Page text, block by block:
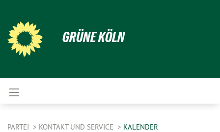
GRÜNE KÖLN
PARTEI KONTAKT UND SERVICE KALENDER